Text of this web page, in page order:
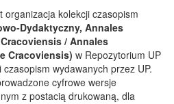
organizacja kolekcji czasopism
Dydaktyczny, Annales
/ Annales
Cracoviensis) w Repozytorium UP
wydawanych przez UP.
cyfrowe wersje
z postacią drukowaną, dla